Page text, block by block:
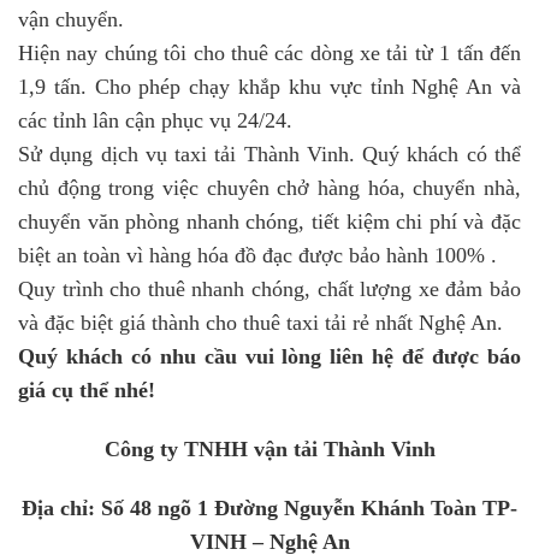
vận chuyển.
Hiện nay chúng tôi cho thuê các dòng xe tải từ 1 tấn đến
1,9 tấn. Cho phép chạy khắp khu vực tỉnh Nghệ An và
các tỉnh lân cận phục vụ 24/24.
Sử dụng dịch vụ taxi tải Thành Vinh. Quý khách có thể
chủ động trong việc chuyên chở hàng hóa, chuyển nhà,
chuyển văn phòng nhanh chóng, tiết kiệm chi phí và đặc
biệt an toàn vì hàng hóa đồ đạc được bảo hành 100% .
Quy trình cho thuê nhanh chóng, chất lượng xe đảm bảo
và đặc biệt giá thành cho thuê taxi tải rẻ nhất Nghệ An.
Quý khách có nhu cầu vui lòng liên hệ để được báo
giá cụ thể nhé!
Công ty TNHH vận tải Thành Vinh
Địa chỉ: Số 48 ngõ 1 Đường Nguyễn Khánh Toàn TP-
VINH – Nghệ An